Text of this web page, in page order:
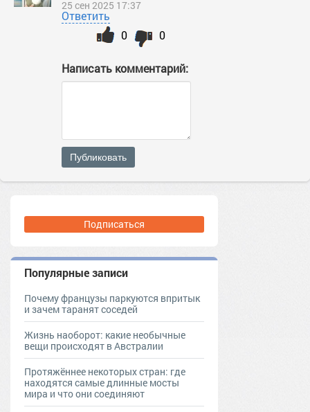
25 сен 2025 17:37
Ответить
0
0
Написать комментарий:
Публиковать
Подписаться
Популярные записи
Почему французы паркуются впритык
и зачем таранят соседей
Жизнь наоборот: какие необычные
вещи происходят в Австралии
Протяжённее некоторых стран: где
находятся самые длинные мосты
мира и что они соединяют